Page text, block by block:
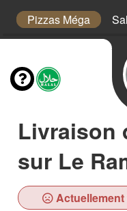
Pizzas Méga
Livraison
sur Le
Actuellement